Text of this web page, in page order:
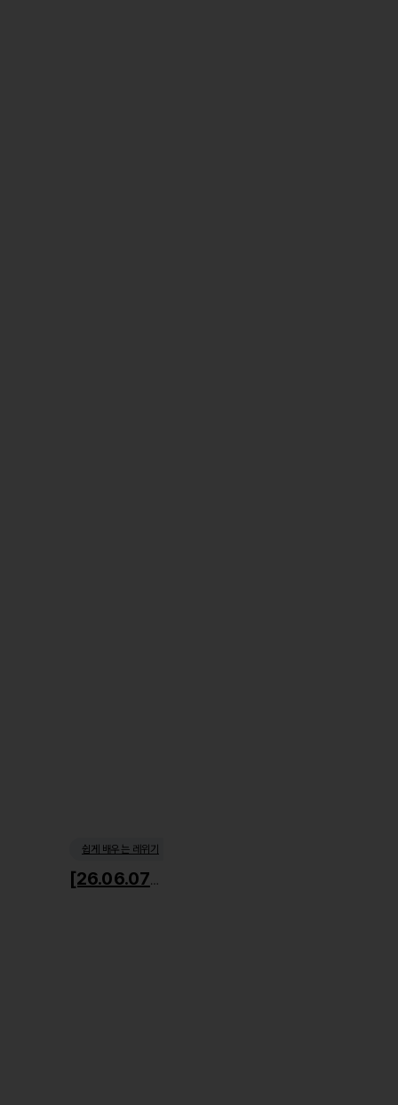
쉽게 배우는 레위기
[26.06.07] 거룩한 사회윤리1